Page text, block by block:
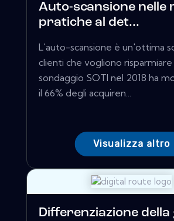
Auto-scansione nelle
pratiche al det...
L'auto-scansione è un'ottima
clienti che vogliono
sondaggio SOTI nel 2018 ha
il 66% degli acquiren...
Visualizza altro
Differenziazione della